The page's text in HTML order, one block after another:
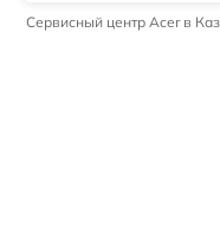
Сервисный центр Acer в